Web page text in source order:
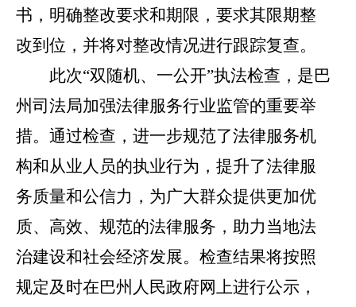
书，明确整改要求和期限，要求其限期整
改到位，并将对整改情况进行跟踪复查。
此次“双随机、一公开”执法检查，是巴
州司法局加强法律服务行业监管的重要举
措。通过检查，进一步规范了法律服务机
构和从业人员的执业行为，提升了法律服
务质量和公信力，为广大群众提供更加优
质、高效、规范的法律服务，助力当地法
治建设和社会经济发展。检查结果将按照
规定及时在巴州人民政府网上进行公示，